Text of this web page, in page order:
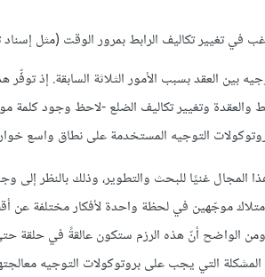
في تغيير تكاليف الرابط بمرور الوقت (مثل
العقد بسبب الأمور الثلاثة السابقة. إذ توفِّر
التوجيه المستخدمة على نطاق واسع
المجال غنيًا للبحث والتطوير، وذلك بالنظر إلى
امتلاك موجّهين في لحظة واحدة لأفكار مختلفة
الواضح أنّ هذه الرزم ستكون عالقةً في حلقة
التي يجب على بروتوكولات التوجيه